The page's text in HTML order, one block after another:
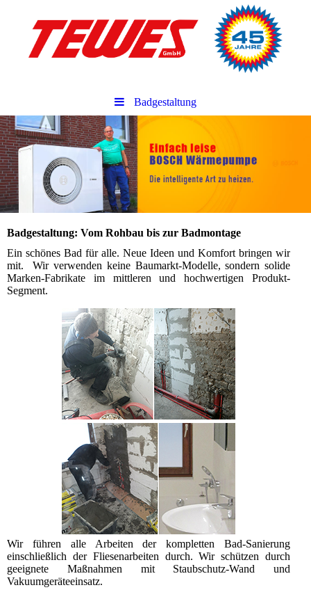
Badgestaltung
Badgestaltung: Vom Rohbau bis zur Badmontage
Ein schönes Bad für alle. Neue Ideen und Komfort bringen wir
mit. Wir verwenden keine Baumarkt-Modelle, sondern solide
Marken-Fabrikate im mittleren und hochwertigen Produkt-
Segment.
Wir führen alle Arbeiten der kompletten Bad-Sanierung
einschließlich der Fliesenarbeiten durch. Wir schützen durch
geeignete Maßnahmen mit Staubschutz-Wand und
Vakuumgeräteeinsatz.